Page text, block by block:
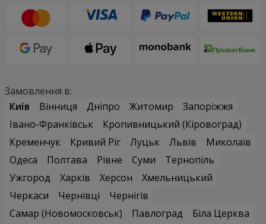
Замовлення в:
Київ
Вінниця Дніпро Житомир
Запоріжжя
Івано-Франківськ
Кропивницький (Кіровоград)
Кременчук
Кривий Ріг Луцьк Львів
Миколаїв
Одеса
Полтава Рівне Суми
Тернопіль
Ужгород
Харків Херсон
Хмельницький
Черкаси
Чернівці
Чернігів
Самар (Новомосковськ)
Павлоград
Біла Церква